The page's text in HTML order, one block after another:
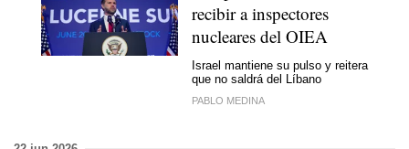
recibir a inspectores
nucleares del OIEA
Israel mantiene su pulso y reitera
que no saldrá del Líbano
PABLO MEDINA